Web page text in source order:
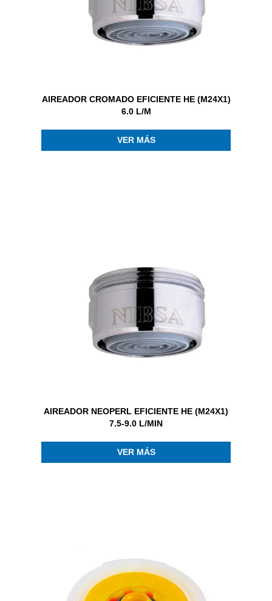
AIREADOR CROMADO EFICIENTE HE (M24X1)
6.0 L/M
VER MÁS
AIREADOR NEOPERL EFICIENTE HE (M24X1)
7.5-9.0 L/MIN
VER MÁS